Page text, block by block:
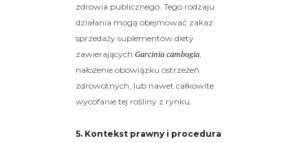
zdrowia publicznego. Tego rodzaju
działania mogą obejmować zakaz
sprzedaży suplementów diety
zawierających Garcinia cambogia
nałożenie obowiązku ostrzeżeń
zdrowotnych, lub nawet całkowite
wycofanie tej rośliny z rynku.
5. Kontekst prawny i procedura